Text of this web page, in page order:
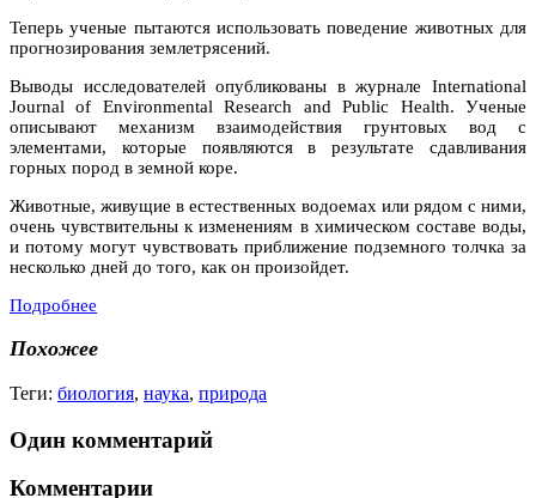
Теперь ученые пытаются использовать поведение животных для
прогнозирования землетрясений.
Выводы исследователей опубликованы в журнале International
Journal of Environmental Research and Public Health. Ученые
описывают механизм взаимодействия грунтовых вод с
элементами, которые появляются в результате сдавливания
горных пород в земной коре.
Животные, живущие в естественных водоемах или рядом с ними,
очень чувствительны к изменениям в химическом составе воды,
и потому могут чувствовать приближение подземного толчка за
несколько дней до того, как он произойдет.
Подробнее
Похожее
Теги: биология, наука, природа
Один комментарий
Комментарии